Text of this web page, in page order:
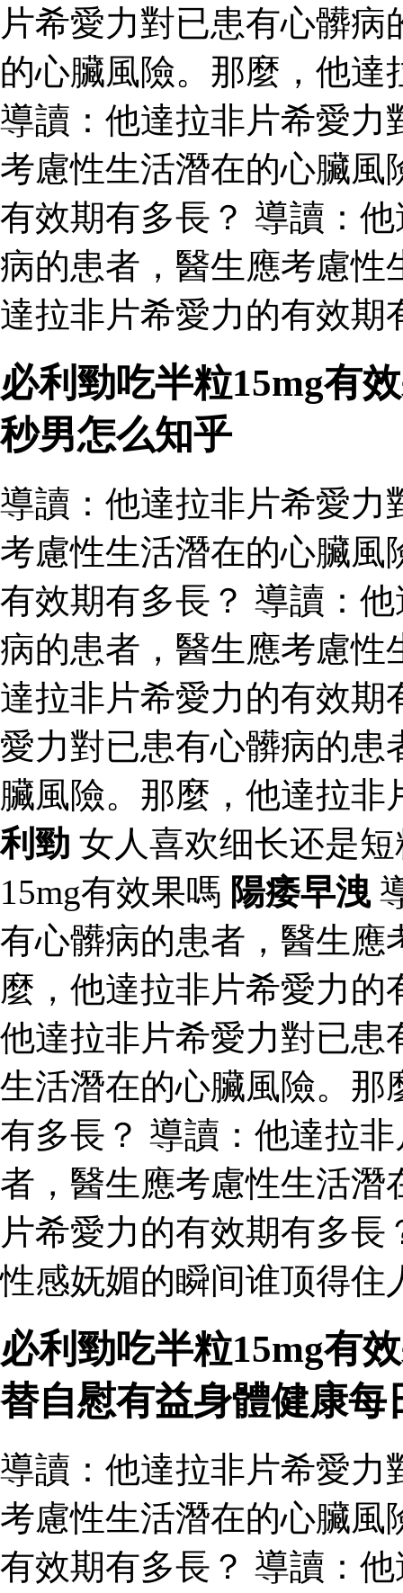
片希愛力對已患有心髒
的心臟風險。那麼，他
導讀：他達拉非片希愛力
考慮性生活潛在的心臟風
有效期有多長？ 導讀：
病的患者，醫生應考慮性
達拉非片希愛力的有效期
必利勁吃半粒15mg有
秒男怎么知乎
導讀：他達拉非片希愛力
考慮性生活潛在的心臟風
有效期有多長？ 導讀：
病的患者，醫生應考慮性
達拉非片希愛力的有效期
愛力對已患有心髒病的患
臟風險。那麼，他達拉
利勁 女人喜欢细长还是
15mg有效果嗎 陽痿早洩
有心髒病的患者，醫生應
麼，他達拉非片希愛力
他達拉非片希愛力對已患
生活潛在的心臟風險。那
有多長？ 導讀：他達拉
者，醫生應考慮性生活潛
片希愛力的有效期有多長
性感妩媚的瞬间谁顶得住
必利勁吃半粒15mg有
替自慰有益身體健康每
導讀：他達拉非片希愛力
考慮性生活潛在的心臟風
有效期有多長？ 導讀：